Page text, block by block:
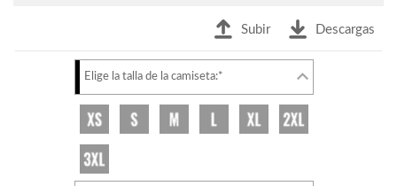
Subir Descargas
Elige la talla de la camiseta:*